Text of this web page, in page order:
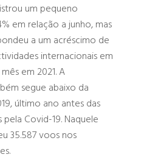
um pequeno
em relação a junho, mas
a um acréscimo de
internacionais em
em 2021. A
segue abaixo da
último ano antes das
Covid-19. Naquele
35.587 voos nos